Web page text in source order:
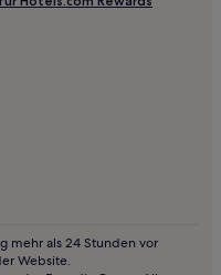
Metropole Lille
mehr als 24 Stunden vor
Website.